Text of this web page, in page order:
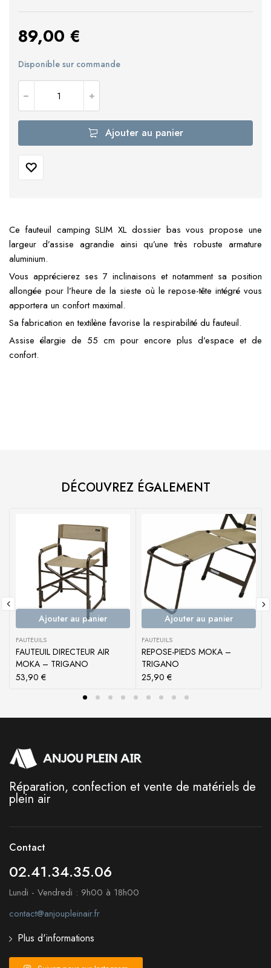
89,00 €
Disponible sur commande
Ajouter au panier
Ce fauteuil camping SLIM XL dossier bas vous propose une
largeur d’assise agrandie ainsi qu’une très robuste armature
aluminium.
Vous apprécierez ses 7 inclinaisons et notamment sa position
allongée pour l’heure de la sieste où le repose-tête intégré vous
apportera un confort maximal.
Sa fabrication en textilène favorise la respirabilité du fauteuil.
Assise élargie de 55 cm pour encore plus d’espace et de
confort.
DÉCOUVREZ ÉGALEMENT
Ajouter au panier
FAUTEUILS
FAUTEUIL DIRECTEUR AIR
MOKA – TRIGANO
53,90 €
Ajouter au panier
FAUTEUILS
REPOSE-PIEDS MOKA –
TRIGANO
25,90 €
Réparation, confection et vente de matériels de
plein air
Contact
02.41.34.35.06
Lundi - Vendredi : 9h00 à 18h00
contact@anjoupleinair.fr
Plus d'informations